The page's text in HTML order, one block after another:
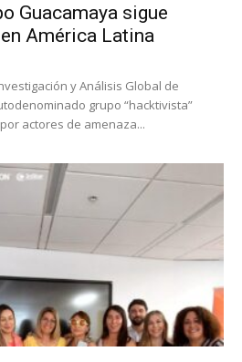
Guacamaya sigue
América Latina
y Análisis Global de
grupo “hacktivista”
actores de amenaza...